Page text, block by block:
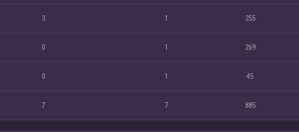
3 1 255
0 1 269
0 1 45
7 7 885